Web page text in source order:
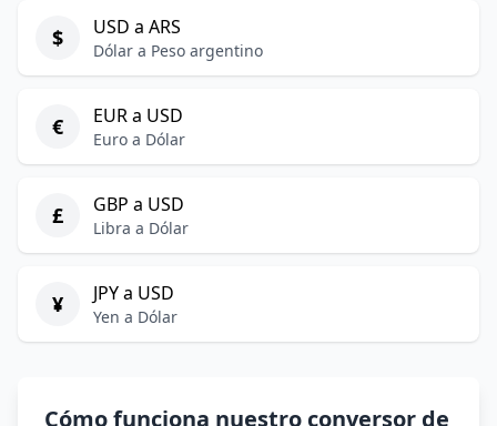
$ USD a ARS
Dólar a Peso argentino
€ EUR a USD
Euro a Dólar
£ GBP a USD
Libra a Dólar
¥ JPY a USD
Yen a Dólar
Cómo funciona nuestro conversor de